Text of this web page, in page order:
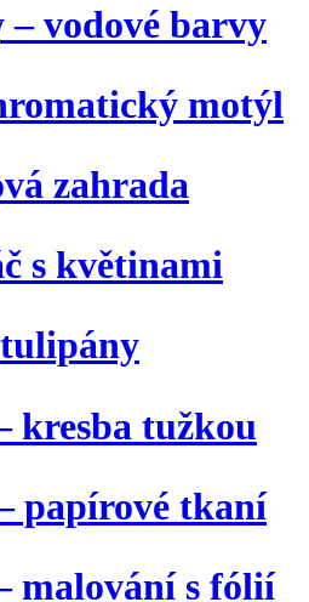
vodové barvy
motýl
zahrada
s květinami
kresba tužkou
papírové tkaní
malování s fólií